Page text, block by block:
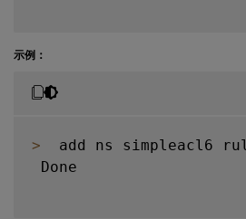
示例：
>
add ns simpleacl6
Done